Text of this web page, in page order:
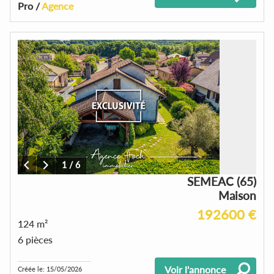
Pro /Agence
1 /6
SEMEAC (65)
Maison
192600 €
124 m²
6 pièces
Créée le: 15/05/2026 Voir l'annonce